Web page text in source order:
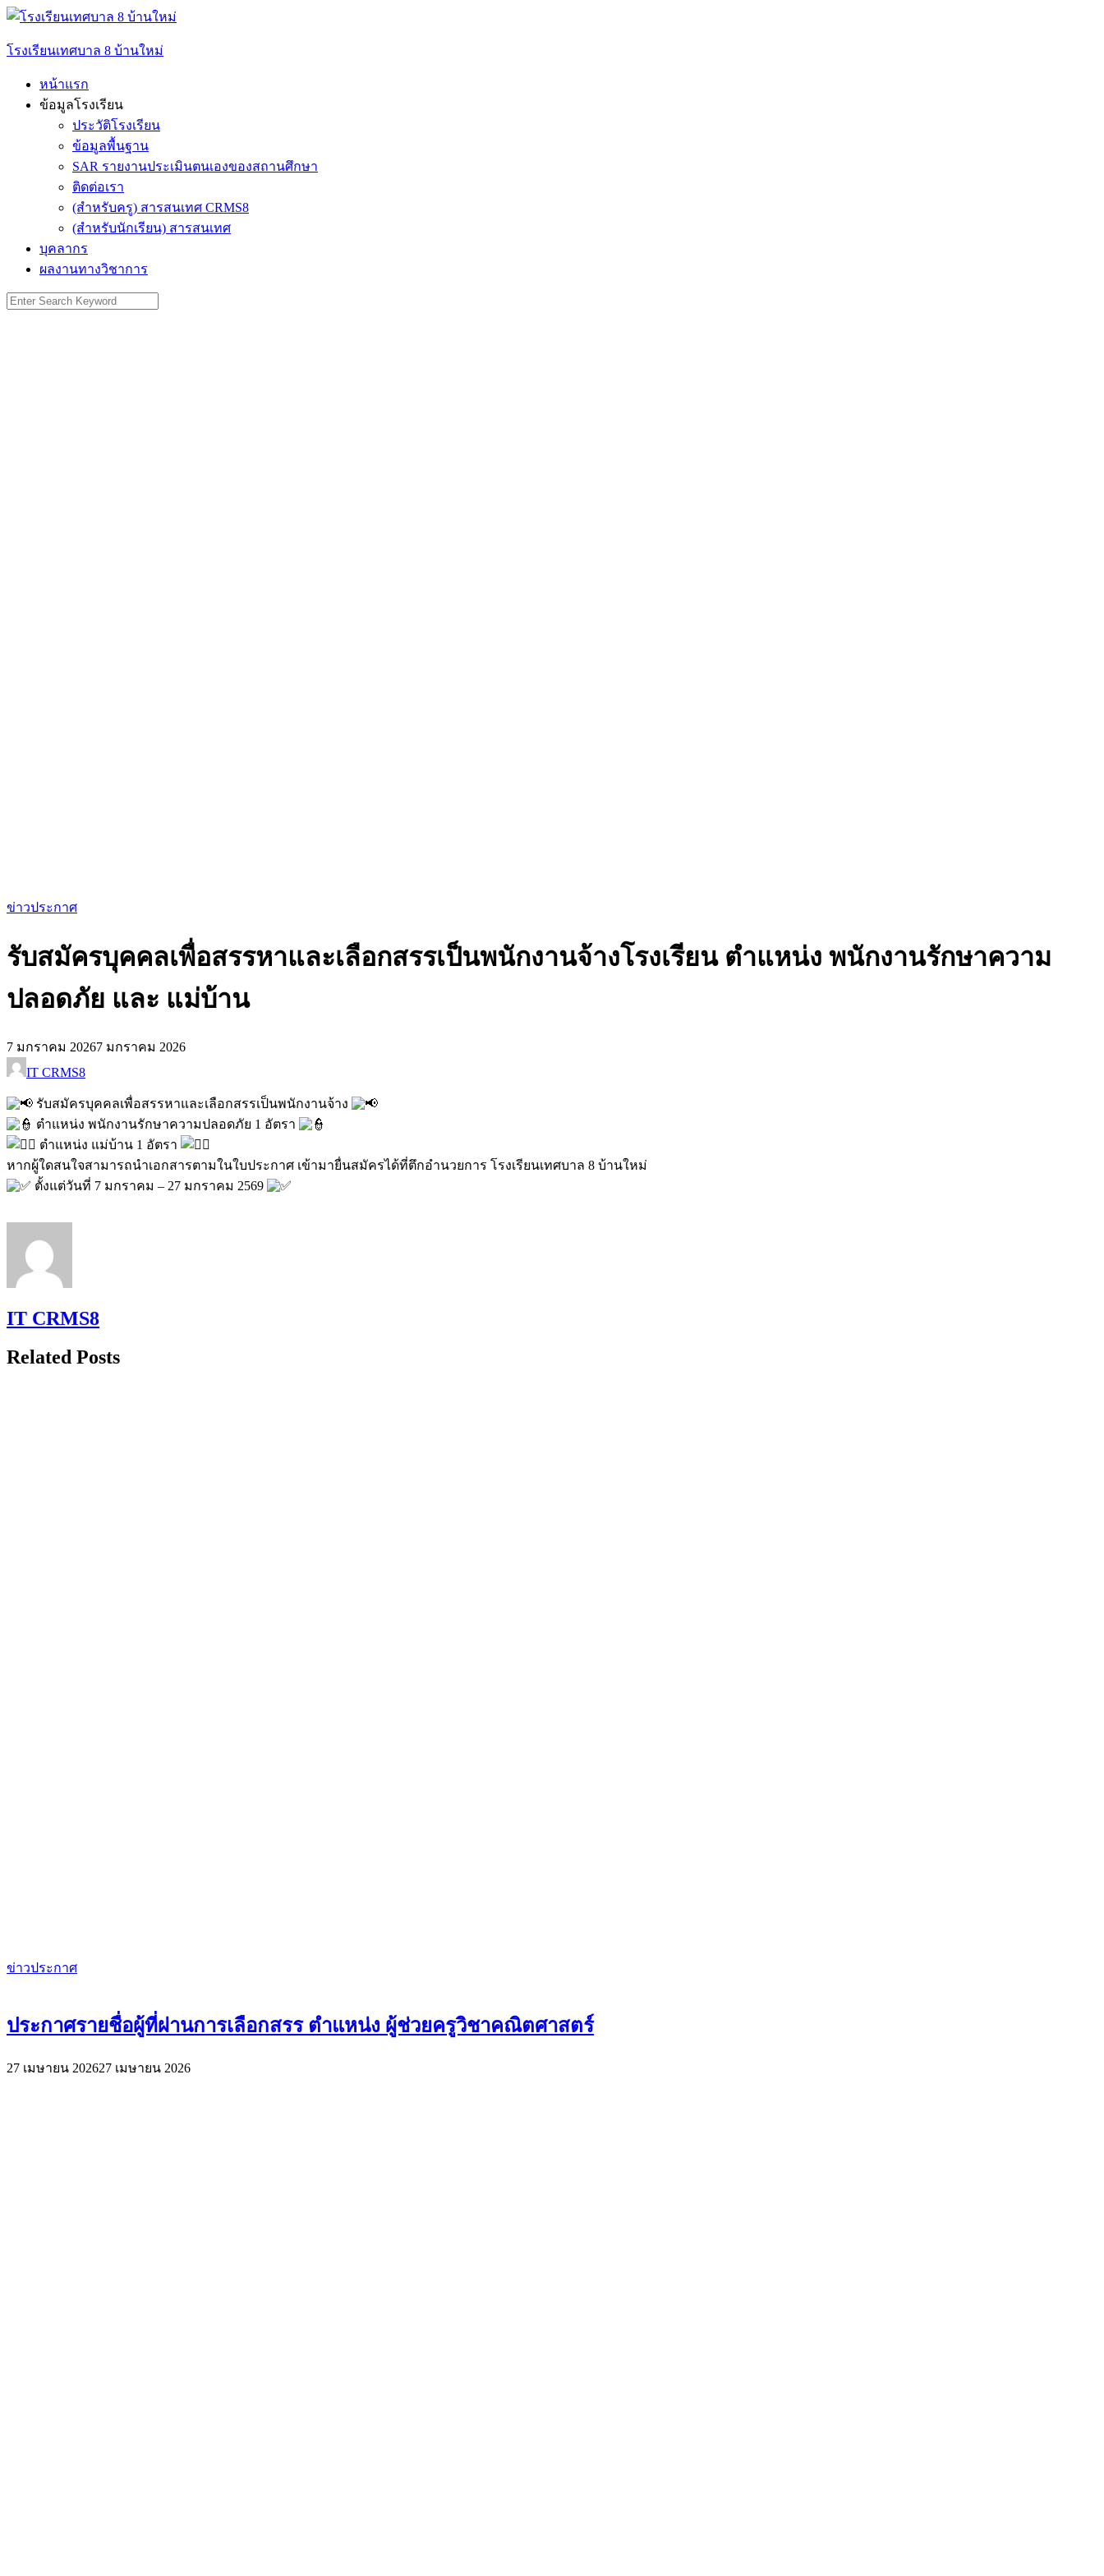
Skip
content
โรงเรียนเทศบาล 8 บ้านใหม่
หน้าแรก
ข้อมูลโรงเรียน
ประวัติโรงเรียน
ข้อมูลพื้นฐาน
SAR รายงานประเมินตนเองของสถานศึกษา
ติดต่อเรา
(สำหรับครู) สารสนเทศ CRMS8
(สำหรับนักเรียน) สารสนเทศ
บุคลากร
ผลงานทางวิชาการ
Search
for:
ข่าวประกาศ
รับสมัครบุคคลเพื่อสรรหาและเลือกสรรเป็นพนักงานจ้างโรงเรียน ตำแหน่ง พนักงานรักษาความ
ปลอดภัย และ แม่บ้าน
7 มกราคม 20267 มกราคม 2026
IT CRMS8
รับสมัครบุคคลเพื่อสรรหาและเลือกสรรเป็นพนักงานจ้าง
ตำแหน่ง พนักงานรักษาความปลอดภัย 1 อัตรา
ตำแหน่ง แม่บ้าน 1 อัตรา
หากผู้ใดสนใจสามารถนำเอกสารตามในใบประกาศ เข้ามายื่นสมัครได้ที่ตึกอำนวยการ โรงเรียนเทศบาล 8 บ้านใหม่
ตั้งแต่วันที่ 7 มกราคม – 27 มกราคม 2569
IT CRMS8
Related Posts
ข่าวประกาศ
ประกาศรายชื่อผู้ที่ผ่านการเลือกสรร ตำแหน่ง ผู้ช่วยครูวิชาคณิตศาสตร์
27 เมษายน 202627 เมษายน 2026